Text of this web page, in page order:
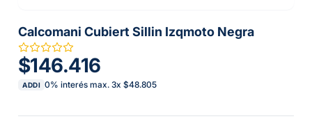
Calcomani Cubiert Sillin Izqmoto Negra
$146.416
ADDI 0% interés max. 3x $48.805